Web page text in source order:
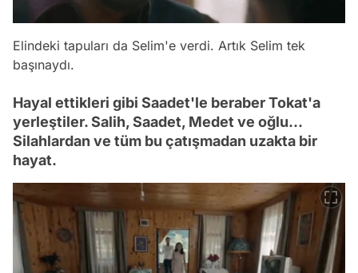
Elindeki tapuları da Selim'e verdi. Artık Selim tek
başınaydı.
Hayal ettikleri gibi Saadet'le beraber Tokat'a
yerleştiler. Salih, Saadet, Medet ve oğlu...
Silahlardan ve tüm bu çatışmadan uzakta bir
hayat.